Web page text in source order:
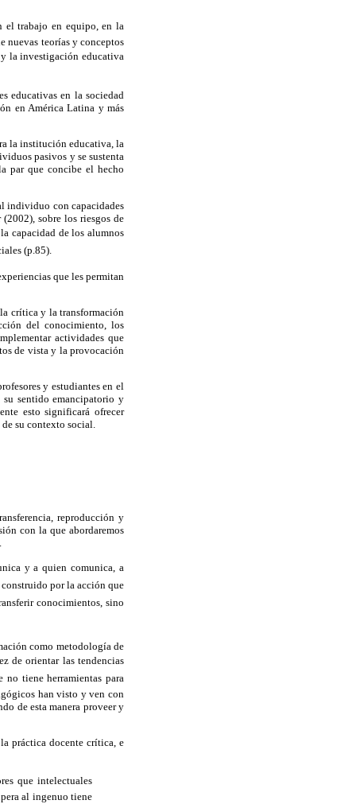
el trabajo en equipo, en la
nuevas teorías y conceptos
la investigación educativa
educativas en la sociedad
en América Latina y más
la institución educativa, la
pasivos y se sustenta
par que concibe el hecho
individuo con capacidades
(2002), sobre los riesgos de
capacidad de los alumnos
(p.85).
que les permitan
crítica y la transformación
del conocimiento, los
actividades que
de vista y la provocación
y estudiantes en el
su sentidoemancipatorio y
esto significará ofrecer
su contexto social.
reproducción y
con la que abordaremos
y a quien comunica, a
por la acción que
conocimientos, sino
como metodología de
de orientar las tendencias
tiene herramientas para
han visto y ven con
de esta manera proveer y
práctica docente crítica, e
que intelectuales
al ingenuo tiene